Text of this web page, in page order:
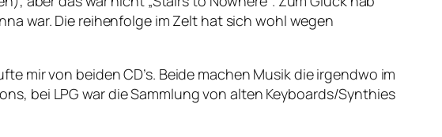
war. Die reihenfolge im Zelt hat sich wohl wegen
mir von beiden CD’s. Beide machen Musik die irgendwo im
bei LPG war die Sammlung von alten Keyboards/Synthies